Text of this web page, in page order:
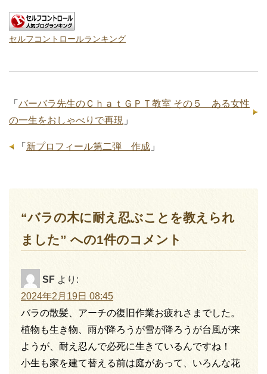
セルフコントロールランキング
「 バーバラ先生のＣｈａｔＧＰＴ教室 その５ ある女性
の一生をおしゃべりで再現 」
「 新プロフィール第二弾 作成 」
“バラの木に耐え忍ぶことを教えられ
ました” への1件のコメント
SF より:
2024年2月19日 08:45
バラの散髪、アーチの復旧作業お疲れさまでした。
植物も生き物、雨が降ろうが雪が降ろうが台風が来
ようが、耐え忍んで必死に生きているんですね！
小生も家を建て替える前は庭があって、いろんな花